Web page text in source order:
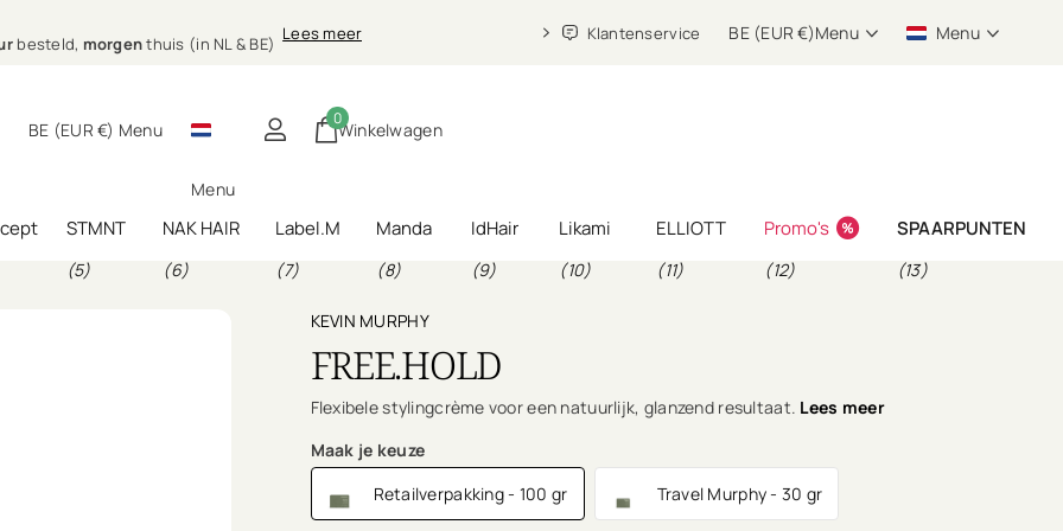
bij jou thuis
haarverzorging bij jou thuis Lees meer Klantenservice BE (EUR €)Menu Menu
BE (EUR €) Menu
Menu
Winkelwagen
0
STMNT
(5)
NAK HAIR
(6)
Label.M
(7)
Manda
(8)
IdHair
(9)
Likami
(10)
ELLIOTT
(11)
Promo's
(12)
SPAARPUNTEN
(13)
KEVIN MURPHY
FREE.HOLD
Flexibele stylingcrème voor een natuurlijk, glanzend resultaat. Lees meer
Maak je keuze
Retailverpakking - 100 gr
Travel Murphy - 30 gr